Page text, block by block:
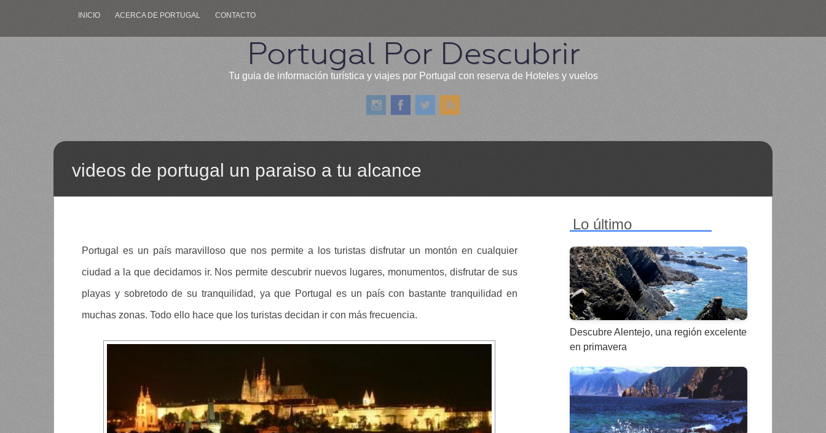
INICIO ACERCA DE PORTUGAL CONTACTO
Portugal Por Descubrir
Tu guia de información turística y viajes por Portugal con reserva de Hoteles y vuelos
videos de portugal un paraiso a tu alcance
Portugal es un país maravilloso que nos permite a los turistas disfrutar un montón en cualquier
ciudad a la que decidamos ir. Nos permite descubrir nuevos lugares, monumentos, disfrutar de sus
playas y sobretodo de su tranquilidad, ya que Portugal es un país con bastante tranquilidad en
muchas zonas. Todo ello hace que los turistas decidan ir con más frecuencia.
Lo último
Descubre Alentejo, una región excelente
en primavera